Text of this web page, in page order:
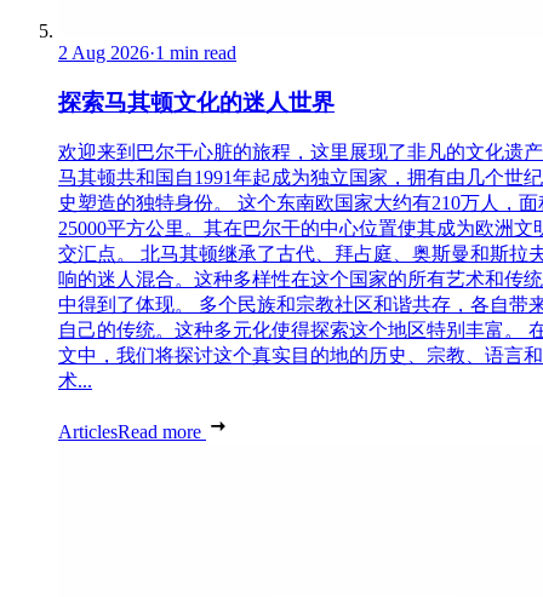
2 Aug 2026·1 min read
探索马其顿文化的迷人世界
欢迎来到巴尔干心脏的旅程，这里展现了非凡的文化遗
马其顿共和国自1991年起成为独立国家，拥有由几个世
史塑造的独特身份。 这个东南欧国家大约有210万人，面
25000平方公里。其在巴尔干的中心位置使其成为欧洲文
交汇点。 北马其顿继承了古代、拜占庭、奥斯曼和斯拉
响的迷人混合。这种多样性在这个国家的所有艺术和传
中得到了体现。 多个民族和宗教社区和谐共存，各自带
自己的传统。这种多元化使得探索这个地区特别丰富。
文中，我们将探讨这个真实目的地的历史、宗教、语言
术...
ArticlesRead more